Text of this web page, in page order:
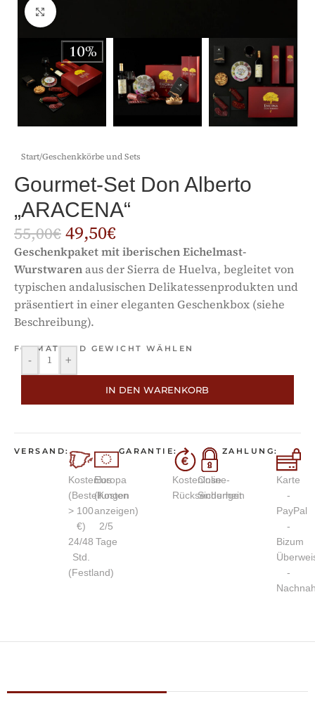
Click to enlarge
Start/Geschenkkörbe und Sets
Gourmet-Set Don Alberto
„ARACENA“
55,00€ 49,50€
Geschenkpaket mit iberischen Eichelmast-
Wurstwarenaus der Sierra de Huelva, begleitet von
typischen andalusischen Delikatessenprodukten und
präsentiert in einer eleganten Geschenkbox (siehe
Beschreibung).
FORMAT UND GEWICHT WÄHLEN
- +
IN DEN WARENKORB
VERSAND:
Kostenlos
(Bestellungen
> 100
€)
24/48
Std.
(Festland)
Europa
(Kosten
anzeigen)
2/5
Tage
GARANTIE:
Kostenlose
Rücksendungen
Online-
Sicherheit
ZAHLUNG:
Karte
-
PayPal
-
Bizum
-